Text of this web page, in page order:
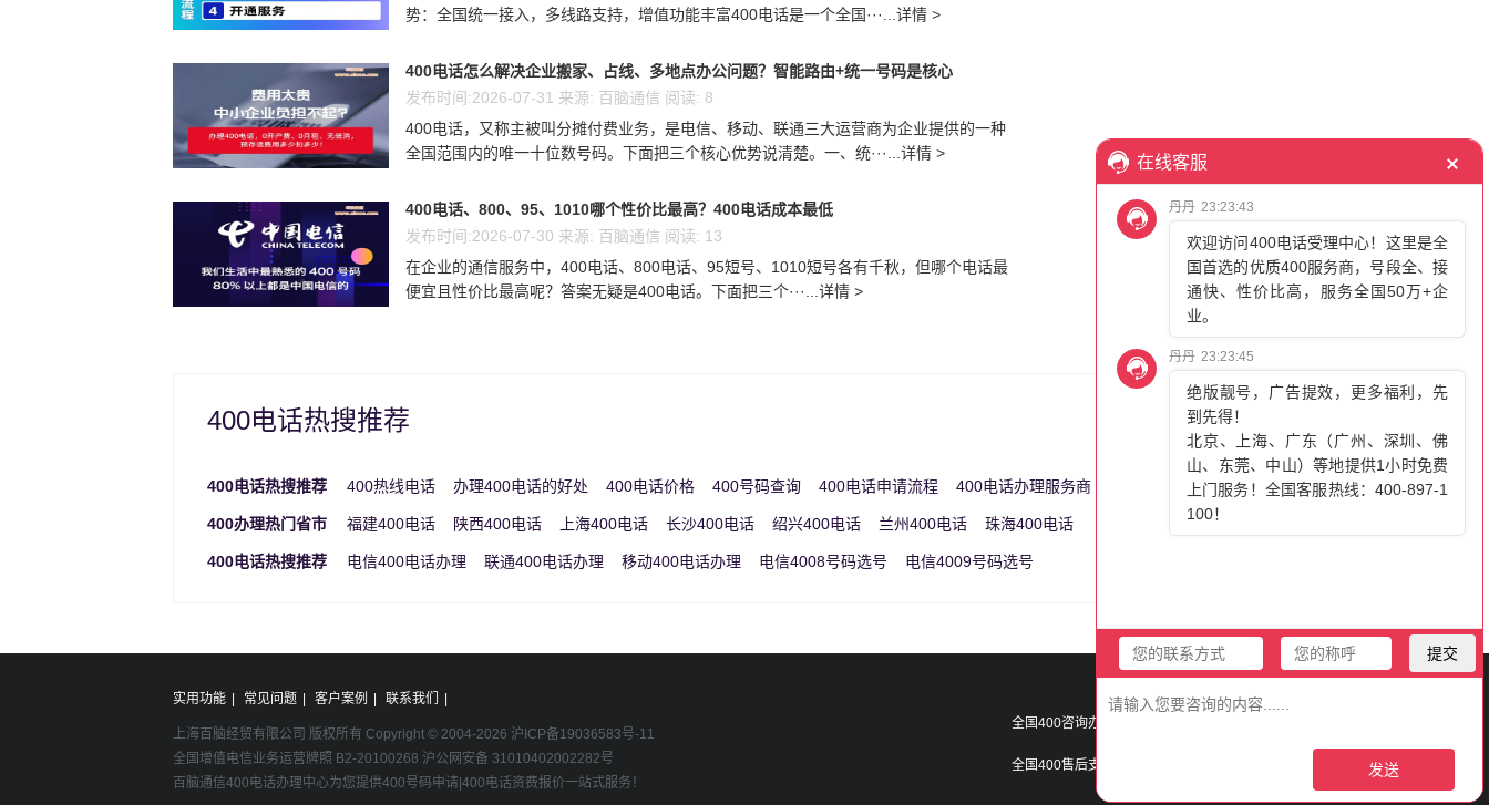
势：全国统一接入，多线路支持，增值功能丰富400电话是一个全国···...详情 >
400电话怎么解决企业搬家、占线、多地点办公问题？智能路由+统一号码是核心
发布时间:2026-07-31 来源: 百脑通信 阅读: 8
400电话，又称主被叫分摊付费业务，是电信、移动、联通三大运营商为企业提供的一种
全国范围内的唯一十位数号码。下面把三个核心优势说清楚。一、统···...详情 >
400电话、800、95、1010哪个性价比最高？400电话成本最低
发布时间:2026-07-30 来源: 百脑通信 阅读: 13
在企业的通信服务中，400电话、800电话、95短号、1010短号各有千秋，但哪个电话最
便宜且性价比最高呢？答案无疑是400电话。下面把三个···...详情 >
400电话热搜推荐
400电话热搜推荐 400热线电话 办理400电话的好处 400电话价格 400号码查询 400电话申请流程 400电话办理服务商 更多>>
400办理热门省市 福建400电话 陕西400电话 上海400电话 长沙400电话 绍兴400电话 兰州400电话 珠海400电话
400电话热搜推荐 电信400电话办理 联通400电话办理 移动400电话办理 电信4008号码选号 电信4009号码选号
实用功能 常见问题 客户案例 联系我们
上海百脑经贸有限公司 版权所有 Copyright © 2004-2026 沪ICP备19036583号-11
全国增值电信业务运营牌照 B2-20100268 沪公网安备 31010402002282号
百脑通信400电话办理中心为您提供400号码申请|400电话资费报价一站式服务！
全国400咨询办理热线： 400-897-1100
全国400售后支撑热线：